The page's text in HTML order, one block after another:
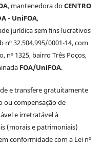
, mantenedora doCENTRO
- UniFOA,
jurídica sem fins lucrativos
32.504.995/0001-14, com
nº 1325, bairro Três Poços,
FOA/UniFOA.
e transfere gratuitamente
ou compensação de
e irretratável à
(morais e patrimoniais)
conformidade com a Lei nº